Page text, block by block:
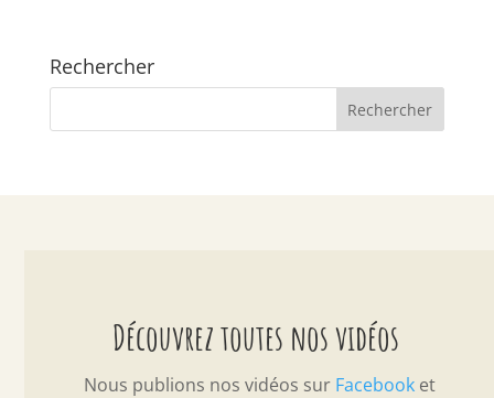
Rechercher
Découvrez toutes nos vidéos
Nous publions nos vidéos sur Facebooket